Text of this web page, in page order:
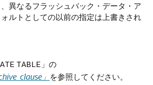
異なるフラッシュバック・データ・ア
ルトとしての以前の指定は上書きされ
TABLE 」の
」 を参照してください。